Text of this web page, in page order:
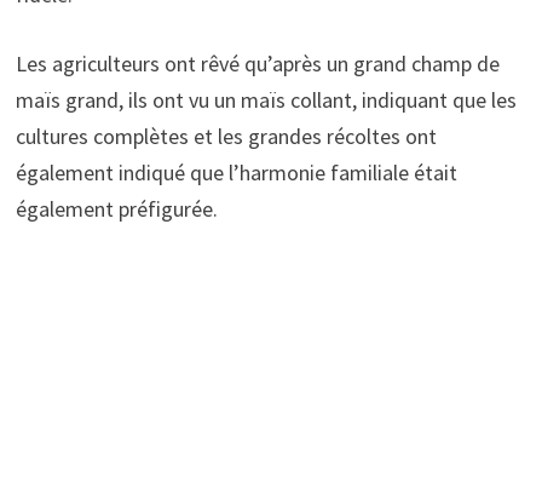
Les agriculteurs ont rêvé qu’après un grand champ de
maïs grand, ils ont vu un maïs collant, indiquant que les
cultures complètes et les grandes récoltes ont
également indiqué que l’harmonie familiale était
également préfigurée.